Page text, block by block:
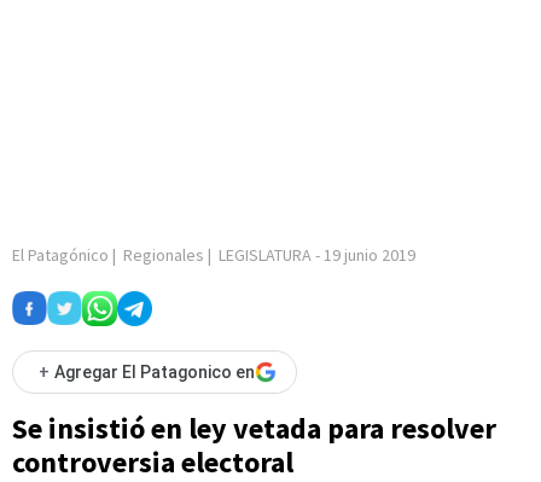
El Patagónico | Regionales | LEGISLATURA- 19 junio 2019
+ Agregar El Patagonico en
Se insistió en ley vetada para resolver
controversia electoral